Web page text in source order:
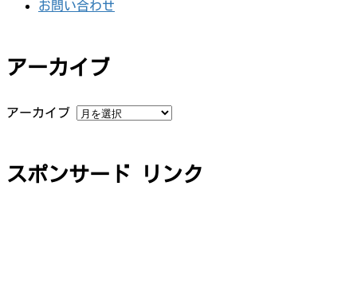
お問い合わせ
アーカイブ
アーカイブ
スポンサード リンク